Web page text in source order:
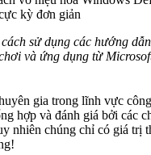
kỳ đơn giản
sử dụng các hướng
và ứng dụng từ
gia trong lĩnh vực
hợp và đánh giá bởi các
nhiên chúng chỉ có giá trị